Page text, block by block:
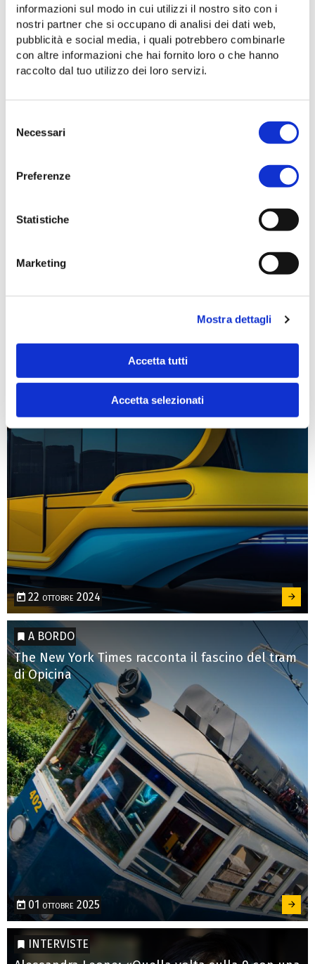
informazioni sul modo in cui utilizzi il nostro sito con i
nostri partner che si occupano di analisi dei dati web,
pubblicità e social media, i quali potrebbero combinarle
con altre informazioni che hai fornito loro o che hanno
raccolto dal tuo utilizzo dei loro servizi.
delNecessari
Preferenze
Statistiche
Marketing
Mostra dettagli
Accetta tutti
Accetta selezionati
VISION
Perché innovare i trasporti significa sviluppare il
territorio
Come ti immagini gli autobus del futuro?
Condividi la tua visione e vinci
22 ottobre 2024
A BORDO
The New York Times racconta il fascino del tram
di Opicina
01 ottobre 2025
INTERVISTE